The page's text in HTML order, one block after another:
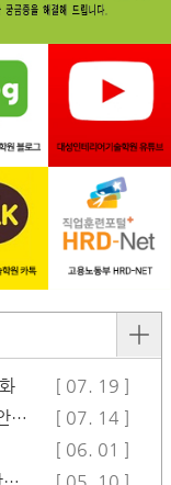
[ 07. 19 ]
…
[ 07. 14 ]
[ 06. 01 ]
· 소상공인 및 예비창업자 지원 교육 안…
[ 05. 10 ]